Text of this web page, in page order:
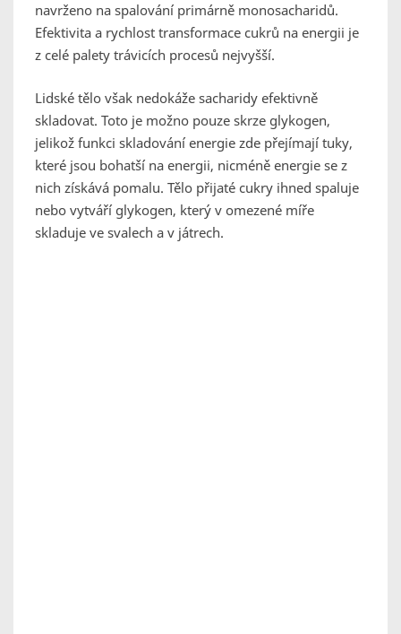
navrženo na spalování primárně monosacharidů.
Efektivita a rychlost transformace cukrů na energii je
z celé palety trávicích procesů nejvyšší.
Lidské tělo však nedokáže sacharidy efektivně
skladovat. Toto je možno pouze skrze glykogen,
jelikož funkci skladování energie zde přejímají tuky,
které jsou bohatší na energii, nicméně energie se z
nich získává pomalu. Tělo přijaté cukry ihned spaluje
nebo vytváří glykogen, který v omezené míře
skladuje ve svalech a v játrech.